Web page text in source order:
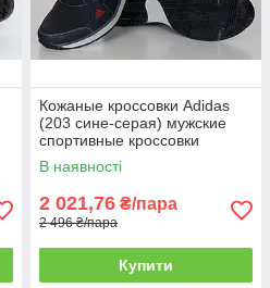
Кожаные кроссовки Adidas
(203 сине-серая) мужские
спортивные кроссовки
шкіряні чоловічі
В наявності
2 021,76 ₴/пара
2 496 ₴/пара
Купити